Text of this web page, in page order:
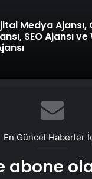
SEO Ajansı
En Güncel Haberler
abone